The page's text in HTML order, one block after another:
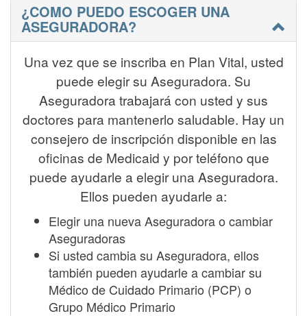
¿COMO PUEDO ESCOGER UNA
ASEGURADORA?
Una vez que se inscriba en Plan Vital, usted
puede elegir su Aseguradora. Su
Aseguradora trabajará con usted y sus
doctores para mantenerlo saludable. Hay un
consejero de inscripción disponible en las
oficinas de Medicaid y por teléfono que
puede ayudarle a elegir una Aseguradora.
Ellos pueden ayudarle a:
Elegir una nueva Aseguradora o cambiar
Aseguradoras
Si usted cambia su Aseguradora, ellos
también pueden ayudarle a cambiar su
Médico de Cuidado Primario (PCP) o
Grupo Médico Primario